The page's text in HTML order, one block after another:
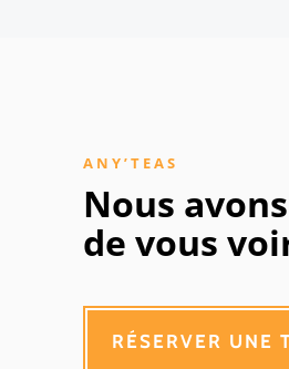
ANY’TEAS
Nous
de vous
RÉSERVER UNE